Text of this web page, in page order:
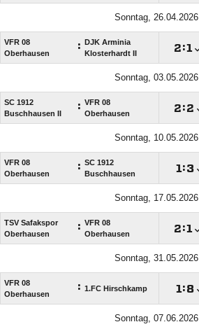
Sonntag, 26.04.2026
VFR 08
Oberhausen
: DJK Arminia
Klosterhardt II
:
Sonntag, 03.05.2026
SC 1912
Buschhausen II
: VFR 08
Oberhausen
:
Sonntag, 10.05.2026
VFR 08
Oberhausen
: SC 1912
Buschhausen
 :
Sonntag, 17.05.2026
TSV Safakspor
Oberhausen
: VFR 08
Oberhausen
:
Sonntag, 31.05.2026
VFR 08
Oberhausen
: 1.FC Hirschkamp  :
Sonntag, 07.06.2026